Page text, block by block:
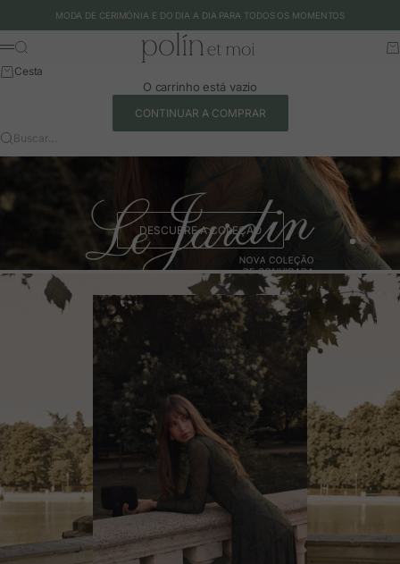
MODA DE CERIMÓNIA E DO DIA A DIA PARA TODOS OS MOMENTOS
Polín et moi - EU
Menu
Buscar
Cesta
O carrinho está vazio
CONTINUAR A COMPRAR
Buscar…
DESCUBRE A COLEÇÃO
Ir para o
Ir para